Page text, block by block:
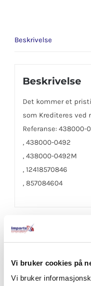
Vi bruker cookies på
Vi bruker
Beskrivelse
Beskrivelse
Det kommer et
som Krediteres ved
Referanse: 438000-
, 438000-0492
, 438000-0492M
, 12418570846
, 857084604